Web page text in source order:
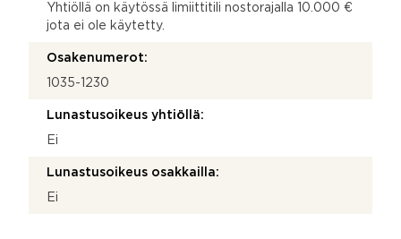
Yhtiöllä on käytössä limiittitili nostorajalla 10.000 €
jota ei ole käytetty.
Osakenumerot:
1035-1230
Lunastusoikeus yhtiöllä:
Ei
Lunastusoikeus osakkailla:
Ei